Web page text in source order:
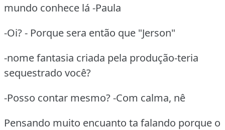
mundo conhece lá -Paula
-Oi? - Porque sera então que "Jerson"
-nome fantasia criada pela produção-teria
sequestrado você?
-Posso contar mesmo? -Com calma, nê
Pensando muito encuanto ta falando porque o